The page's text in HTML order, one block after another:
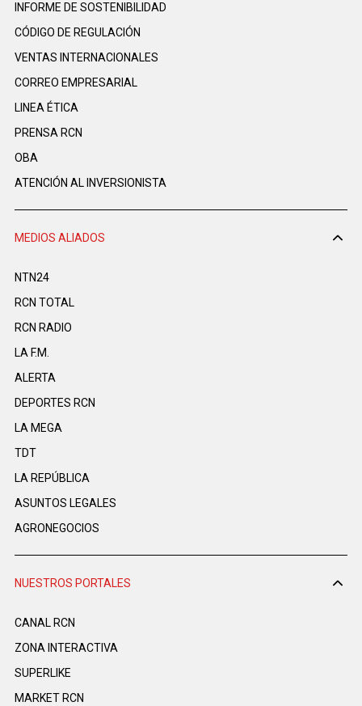
INFORME DE SOSTENIBILIDAD
CÓDIGO DE REGULACIÓN
VENTAS INTERNACIONALES
CORREO EMPRESARIAL
LINEA ÉTICA
PRENSA RCN
OBA
ATENCIÓN AL INVERSIONISTA
MEDIOS ALIADOS
NTN24
RCN TOTAL
RCN RADIO
LA F.M.
ALERTA
DEPORTES RCN
LA MEGA
TDT
LA REPÚBLICA
ASUNTOS LEGALES
AGRONEGOCIOS
NUESTROS PORTALES
CANAL RCN
ZONA INTERACTIVA
SUPERLIKE
MARKET RCN